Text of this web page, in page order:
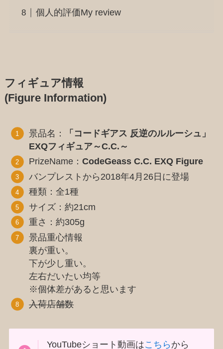
個人的評価My review
フィギュア情報
(Figure Information)
景品名：
「コードギアス 反逆のルルーシュ」
EXQフィギュア～C.C.～
PrizeName：CodeGeass C.C. EXQ Figure
バンプレストから2018年4月26日に登場
種類：全1種
サイズ：約21cm
重さ：約305g
景品重心情報
裏が重い。
下が少し重い。
左右だいたい均等
※個体差があると思います
入荷店舗数
YouTubeショート動画はこちら から